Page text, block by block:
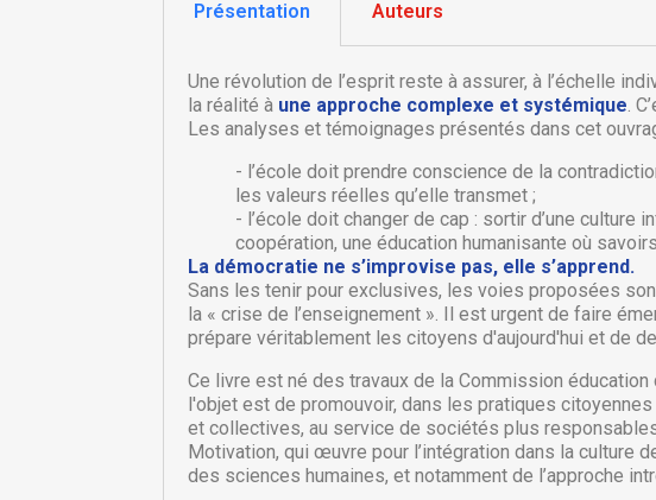
Ajouter à
add_circle_outline Créer une
Créer une
Nom de la liste
Connexion
Vous devez être
d'envies.
Présentation Auteurs
Une révolution de l’esprit reste à assurer, à l’échelle
la réalité à une approche complexe et systémique.
Les analyses et témoignages présentés dans cet
- l’école doit prendre conscience de la
les valeurs réelles qu’elle transmet ;
- l’école doit changer de cap : sortir d’une culture
coopération, une éducation humanisante où
La démocratie ne s’improvise pas, elle s’apprend.
Sans les tenir pour exclusives, les voies proposées
la « crise de l’enseignement ». Il est urgent de faire
prépare véritablement les citoyens d'aujourd'hui et de
Ce livre est né des travaux de la Commission
l'objet est de promouvoir, dans les pratiques
et collectives, au service de sociétés plus
Motivation, qui œuvre pour l’intégration dans la culture
des sciences humaines, et notamment de l’approche